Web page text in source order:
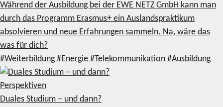
Während der Ausbildung bei der EWE NETZ GmbH kann man
durch das Programm Erasmus+ ein Auslandspraktikum
absolvieren und neue Erfahrungen sammeln. Na, wäre das
was für dich?
#Weiterbildung #Energie #Telekommunikation #Ausbildung
Perspektiven
Duales Studium – und dann?